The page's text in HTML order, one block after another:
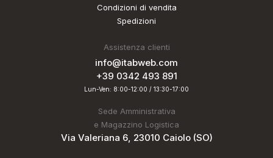
Condizioni di vendita
Spedizioni
Assistenza clienti
info@itabweb.com
+39 0342 493 891
Lun-Ven: 8:00-12:00 / 13:30-17:00
Sede Amministrativa
e Magazzino Logistica
Via Valeriana 6, 23010 Caiolo (SO)